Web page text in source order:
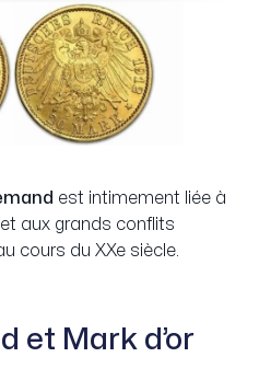
est intimement liée à
et aux grands conflits
cours du XXe siècle.
et Mark d’or